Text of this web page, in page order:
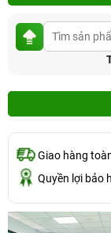
Giao hàng
Quyền lợi bảo